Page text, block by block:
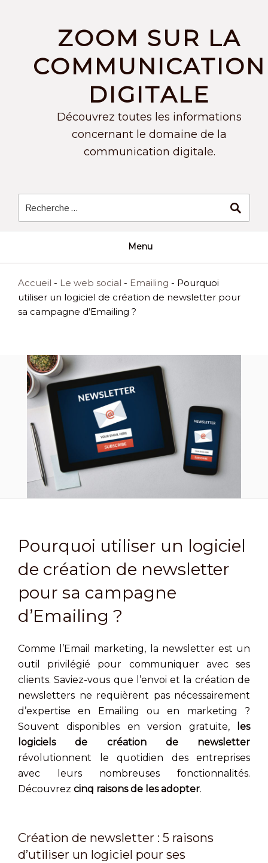
ZOOM SUR LA
COMMUNICATION
DIGITALE
Découvrez toutes les informations
concernant le domaine de la
communication digitale.
Menu
Accueil - Le web social - Emailing - Pourquoi
utiliser un logiciel de création de newsletter pour
sa campagne d’Emailing ?
Pourquoi utiliser un logiciel
de création de newsletter
pour sa campagne
d’Emailing ?
Comme l’Email marketing, la newsletter est un
outil privilégié pour communiquer avec ses
clients. Saviez-vous que l’envoi et la création de
newsletters ne requièrent pas nécessairement
d’expertise en Emailing ou en marketing ?
Souvent disponibles en version gratuite,
les
logiciels de création de newsletter
révolutionnent le quotidien des entreprises
avec leurs nombreuses fonctionnalités.
Découvrez cinq raisons de les adopter.
Création de newsletter : 5 raisons
d’utiliser un logiciel pour ses